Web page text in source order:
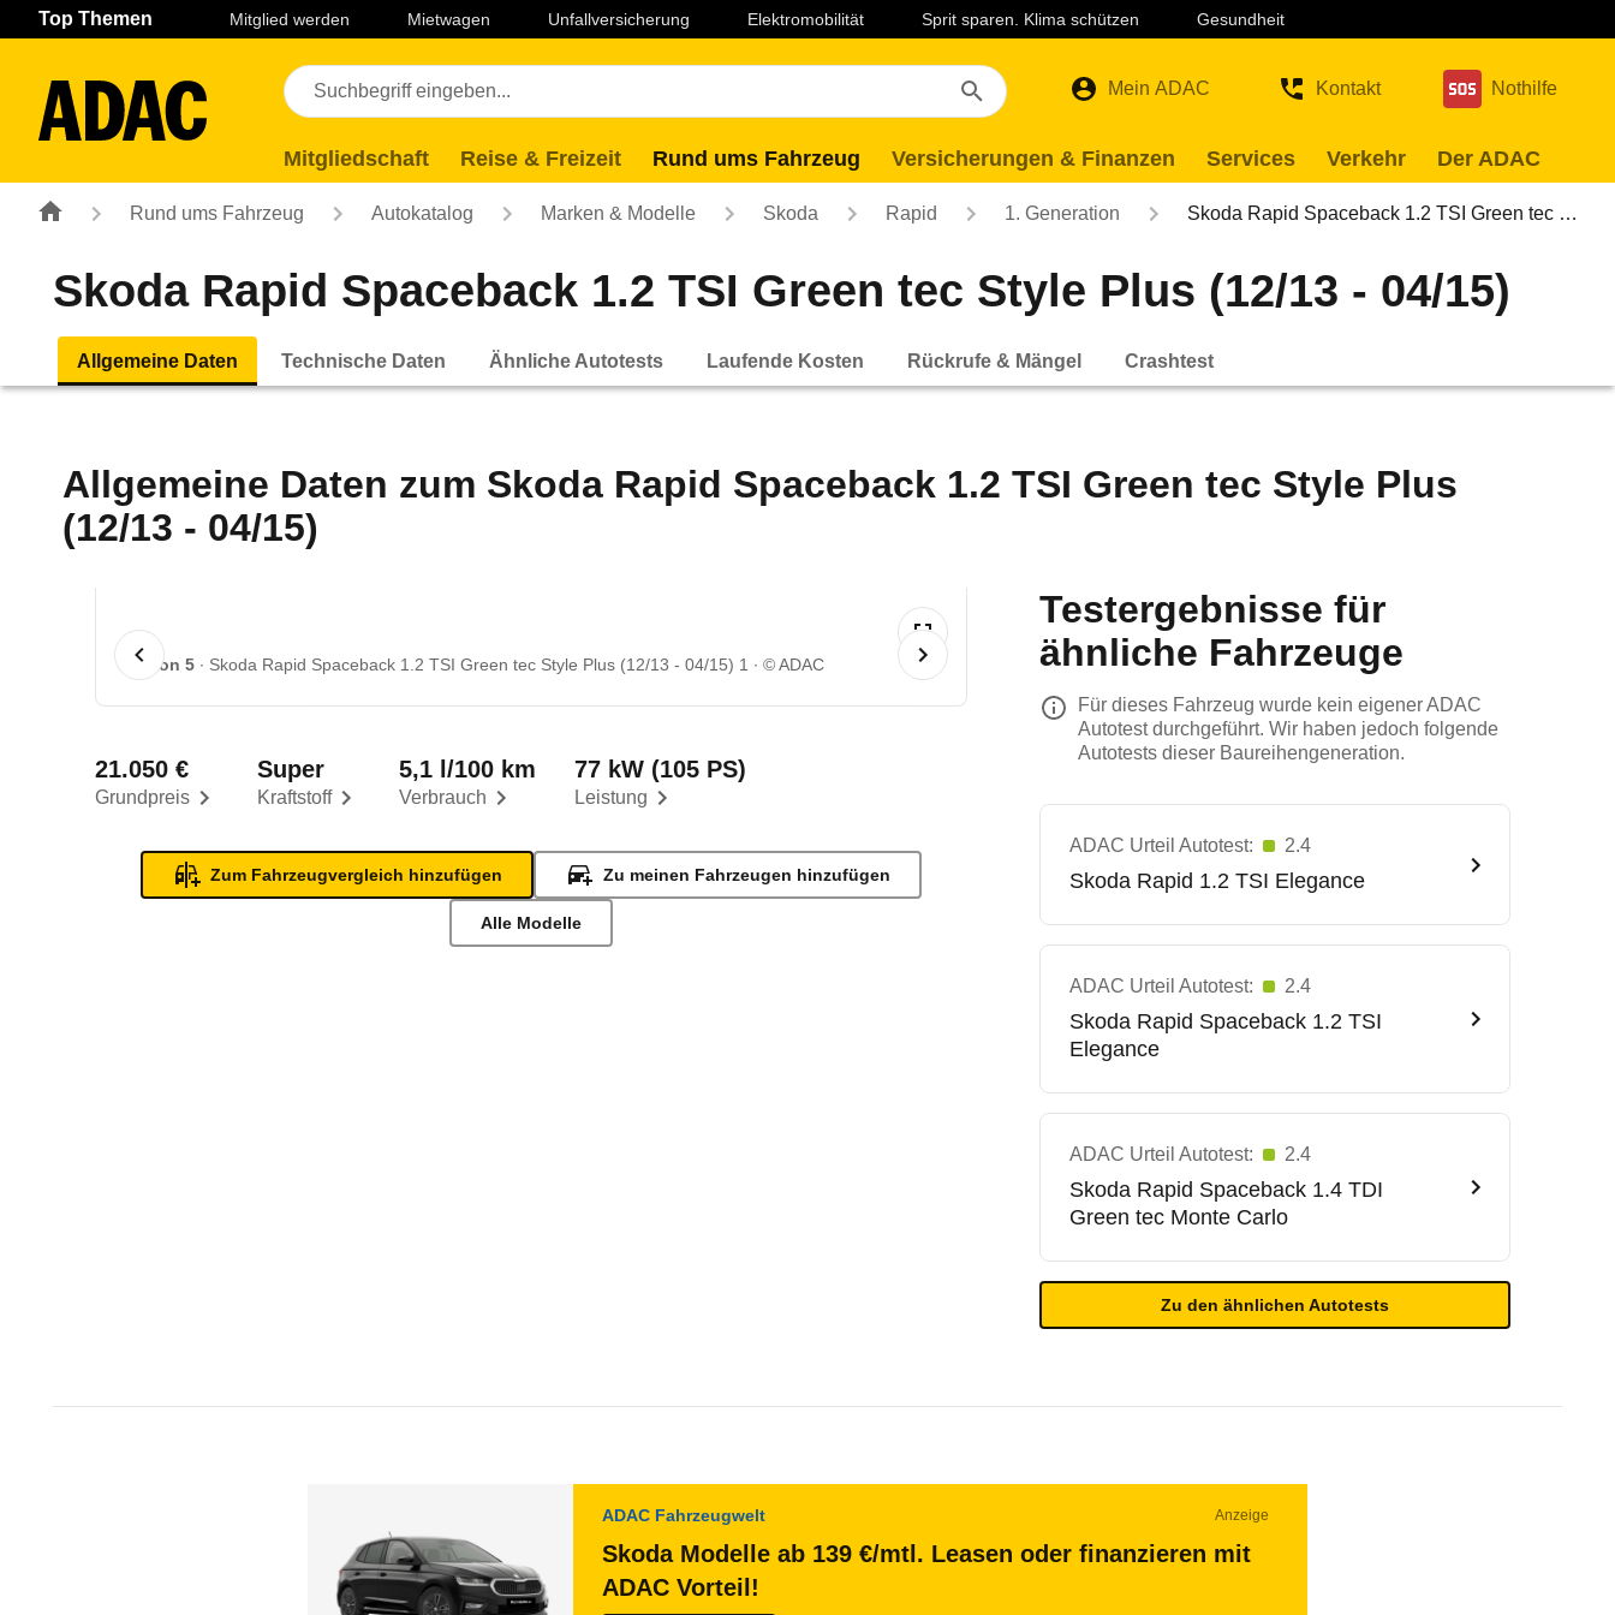
Navigation Seiteninhalt Fußzeile
Top Themen Mitglied werden Mietwagen Unfallversicherung Elektromobilität Sprit sparen. Klima schützen Gesundheit
Mein ADAC Kontakt Nothilfe
Mitgliedschaft Reise & Freizeit Rund ums Fahrzeug Versicherungen & Finanzen Services Verkehr Der ADAC
Rund ums Fahrzeug Autokatalog Marken & Modelle Skoda Rapid 1. Generation Skoda Rapid Spaceback 1.2 TSI Green tec …
Skoda Rapid Spaceback 1.2 TSI Green tec Style Plus (12/13 - 04/15)
Allgemeine Daten Technische Daten Ähnliche Autotests Laufende Kosten Rückrufe & Mängel Crashtest
Allgemeine Daten zum Skoda Rapid Spaceback 1.2 TSI Green tec Style Plus
(12/13 - 04/15)
1 von 5 Skoda Rapid Spaceback 1.2 TSI Green tec Style Plus (12/13 - 04/15) 1 © ADAC
Grundpreis
21.050 €
Kraftstoff
Super
Verbrauch
5,1 l/100 km
Leistung
77 kW (105 PS)
Zum Fahrzeugvergleich hinzufügen Zu meinen Fahrzeugen hinzufügen
Alle Modelle
Testergebnisse für
ähnliche Fahrzeuge
Für dieses Fahrzeug wurde kein eigener ADAC
Autotest durchgeführt. Wir haben jedoch folgende
Autotests dieser Baureihengeneration.
ADAC Urteil Autotest: 2.4
Skoda Rapid 1.2 TSI Elegance
ADAC Urteil Autotest: 2.4
Skoda Rapid Spaceback 1.2 TSI
Elegance
ADAC Urteil Autotest: 2.4
Skoda Rapid Spaceback 1.4 TDI
Green tec Monte Carlo
Zu den ähnlichen Autotests
ADAC Fahrzeugwelt Anzeige
Skoda Modelle ab 139 €/mtl. Leasen oder finanzieren mit
ADAC Vorteil!